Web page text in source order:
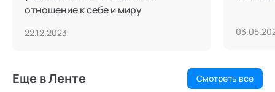
отношение к себе и миру
22.12.2023
Еще в Ленте Смотреть все